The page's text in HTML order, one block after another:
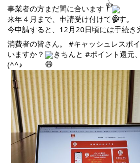
事業者の方まだ間に合います！
来年４月まで、申請受け付けてます。
今申請すると、12月20日頃には手続き
消費者の皆さん。 #キャッシュレスポ
いますか？
きちんと #ポイント還元
(^^♪